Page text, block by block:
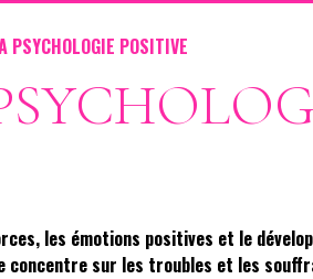
PSYCHOLOGIE POSITIVE
les émotions positives et le
sur les troubles et les